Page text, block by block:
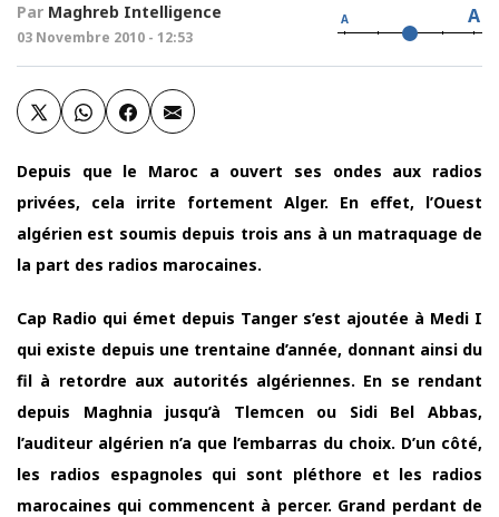
Par Maghreb Intelligence
03 Novembre 2010 - 12:53
A A
Depuis que le Maroc a ouvert ses ondes aux radios
privées, cela irrite fortement Alger. En effet, l’Ouest
algérien est soumis depuis trois ans à un matraquage de
la part des radios marocaines.
Cap Radio qui émet depuis Tanger s’est ajoutée à Medi I
qui existe depuis une trentaine d’année, donnant ainsi du
fil à retordre aux autorités algériennes. En se rendant
depuis Maghnia jusqu’à Tlemcen ou Sidi Bel Abbas,
l’auditeur algérien n’a que l’embarras du choix. D’un côté,
les radios espagnoles qui sont pléthore et les radios
marocaines qui commencent à percer. Grand perdant de